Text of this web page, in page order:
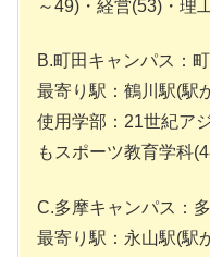
～49)・経営(53)・理
B.町田キャンパス：
最寄り駅：鶴川駅(駅
使用学部：21世紀ア
もスポーツ教育学科
C.多摩キャンパス：
最寄り駅：永山駅(駅